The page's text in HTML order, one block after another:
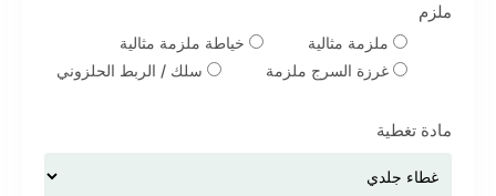
ملزم
ملزمة مثالية
خياطة ملزمة مثالية
غرزة السرج ملزمة
سلك / الربط الحلزوني
مادة تغطية